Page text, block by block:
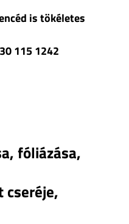
is tökéletes
115 1242
fóliázása,
cseréje,